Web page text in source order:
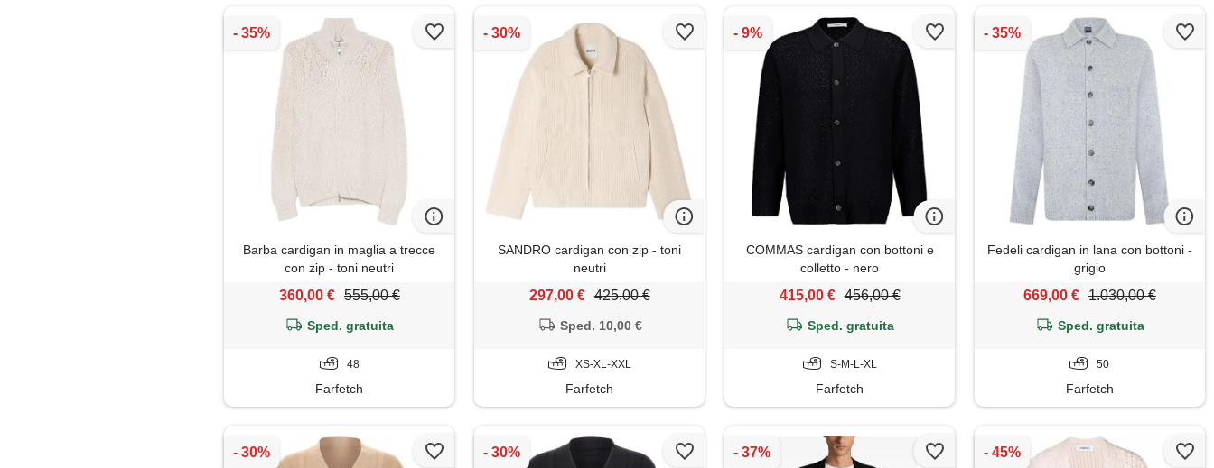
Barba cardigan in maglia a trecce
con zip - toni neutri
360,00 € 555,00 €
Sped. gratuita
48
Farfetch
SANDRO cardigan con zip - toni
neutri
297,00 € 425,00 €
Sped. 10,00 €
XS-XL-XXL
Farfetch
COMMAS cardigan con bottoni e
colletto - nero
415,00 € 456,00 €
Sped. gratuita
S-M-L-XL
Farfetch
Fedeli cardigan in lana con bottoni -
grigio
669,00 € 1.030,00 €
Sped. gratuita
50
Farfetch